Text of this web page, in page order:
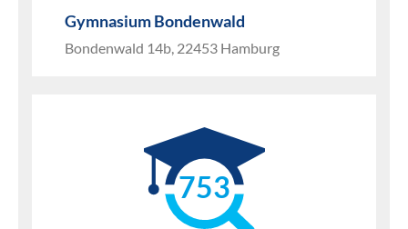
Gymnasium Bondenwald
Bondenwald 14b, 22453 Hamburg
753